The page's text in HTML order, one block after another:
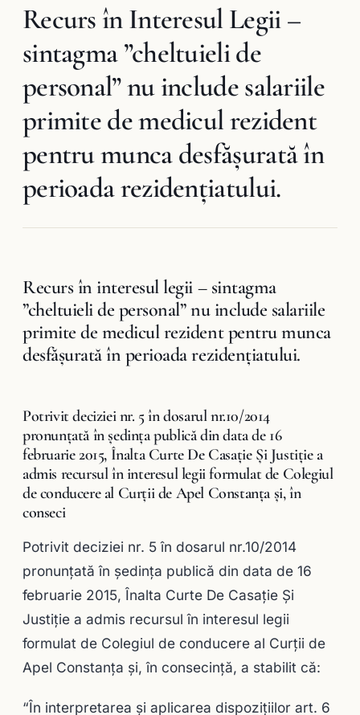
Recurs în Interesul Legii –
sintagma ”cheltuieli de
personal” nu include salariile
primite de medicul rezident
pentru munca desfăşurată în
perioada rezidenţiatului.
Recurs în interesul legii – sintagma
”cheltuieli de personal” nu include salariile
primite de medicul rezident pentru munca
desfăşurată în perioada rezidenţiatului.
Potrivit deciziei nr. 5 în dosarul nr.10/2014
pronunțată în ședinţa publică din data de 16
februarie 2015, Înalta Curte De Casaţie Şi Justiţie a
admis recursul în interesul legii formulat de Colegiul
de conducere al Curţii de Apel Constanţa şi, în
conseci
Potrivit deciziei nr. 5 în dosarul nr.10/2014
pronunțată în ședinţa publică din data de 16
februarie 2015, Înalta Curte De Casaţie Şi
Justiţie a admis recursul în interesul legii
formulat de Colegiul de conducere al Curţii de
Apel Constanţa şi, în consecinţă, a stabilit că:
“În interpretarea şi aplicarea dispoziţiilor art. 6